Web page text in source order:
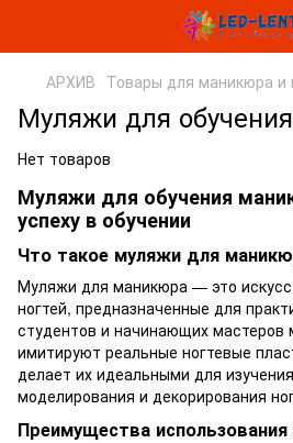
АРХИВ Товары для маникюра и
Муляжи для
Нет товаров
Муляжи для обучения
успеху в обучении
Что такое муляжи для
Муляжи для маникюра — это
ногтей, предназначенные для
студентов и начинающих мастеров
имитируют реальные ногтевые
делает их идеальными для
моделирования и декорирования
Преимущества